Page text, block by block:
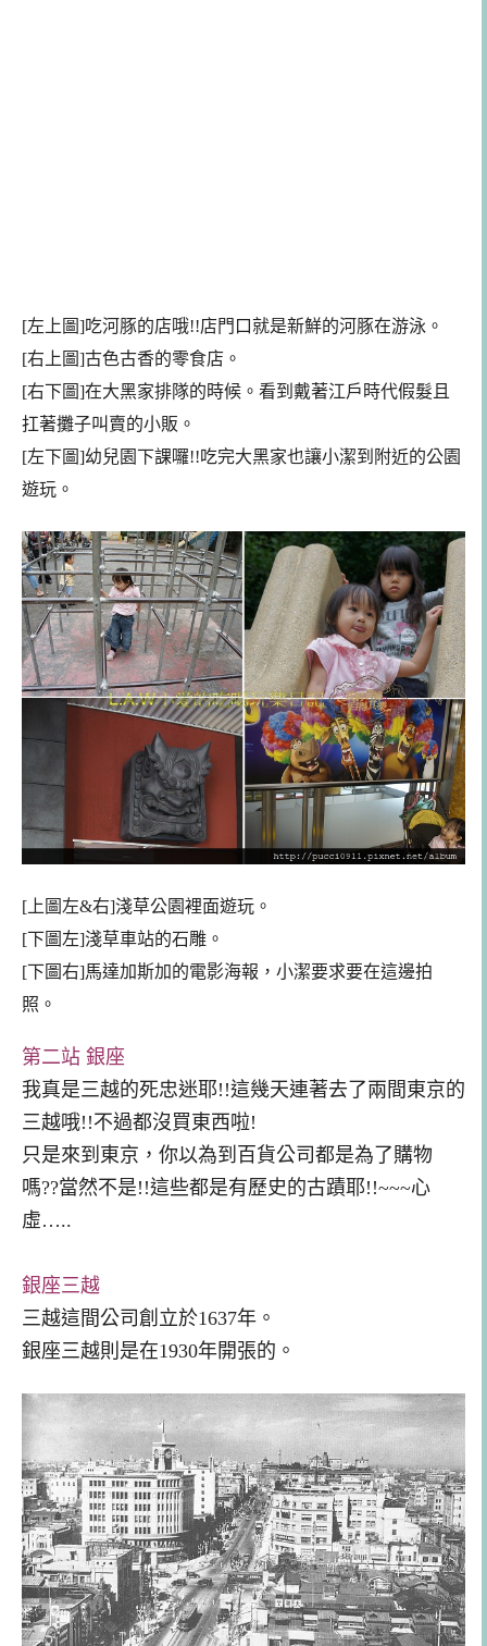
[左上圖]吃河豚的店哦!!店門口就是新鮮的河豚在游泳。
[右上圖]古色古香的零食店。
[右下圖]在大黑家排隊的時候。看到戴著江戶時代假髮且
扛著攤子叫賣的小販。
[左下圖]幼兒 園下課囉!!吃完大黑家也讓小潔到附近的公園
遊玩。
[上圖左&右]淺草公園裡面遊玩。
[下圖左]淺草車站的石雕。
[下圖右]馬達加斯加的電影海報，小潔要求要在這邊拍
照。
第二站 銀座
我真是三越的死忠迷耶!!這幾天連著去了兩間東京的
三越哦!!不過都沒買東西啦!
只是來到東京，你以為到百貨公司都是為了購物
嗎??當然不是!!這些都是有歷史的古蹟耶!!~~~心
虛…..
銀座三越
三越這間公司創立於1637年。
銀座三越則是在1930年開張的。